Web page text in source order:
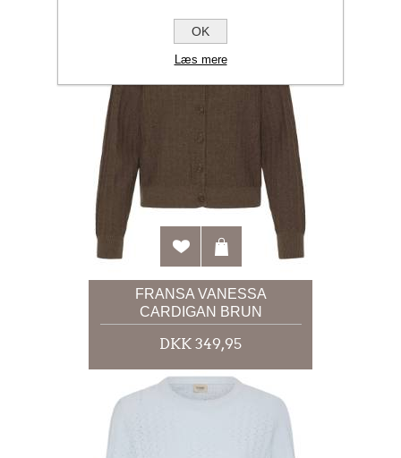
FRANSA VANESSA
CARDIGAN BRUN
DKK 349,95
OK
Læs mere